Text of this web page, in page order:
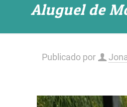
Aluguel de
Publicado por